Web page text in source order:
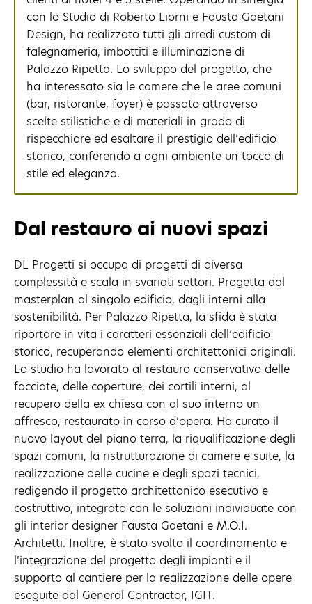
con lo Studio di Roberto Liorni e Fausta Gaetani
Design, ha realizzato tutti gli arredi custom di
falegnameria, imbottiti e illuminazione di
Palazzo Ripetta. Lo sviluppo del progetto, che
ha interessato sia le camere che le aree comuni
(bar, ristorante, foyer) è passato attraverso
scelte stilistiche e di materiali in grado di
rispecchiare ed esaltare il prestigio dell’edificio
storico, conferendo a ogni ambiente un tocco di
stile ed eleganza.
Dal restauro ai nuovi spazi
DL Progetti si occupa di progetti di diversa
complessità e scala in svariati settori. Progetta dal
masterplan al singolo edificio, dagli interni alla
sostenibilità. Per Palazzo Ripetta, la sfida è stata
riportare in vita i caratteri essenziali dell’edificio
storico, recuperando elementi architettonici originali.
Lo studio ha lavorato al restauro conservativo delle
facciate, delle coperture, dei cortili interni, al
recupero della ex chiesa con al suo interno un
affresco, restaurato in corso d’opera. Ha curato il
nuovo layout del piano terra, la riqualificazione degli
spazi comuni, la ristrutturazione di camere e suite, la
realizzazione delle cucine e degli spazi tecnici,
redigendo il progetto architettonico esecutivo e
costruttivo, integrato con le soluzioni individuate con
gli interior designer Fausta Gaetani e M.O.I.
Architetti. Inoltre, è stato svolto il coordinamento e
l’integrazione del progetto degli impianti e il
supporto al cantiere per la realizzazione delle opere
eseguite dal General Contractor, IGIT.